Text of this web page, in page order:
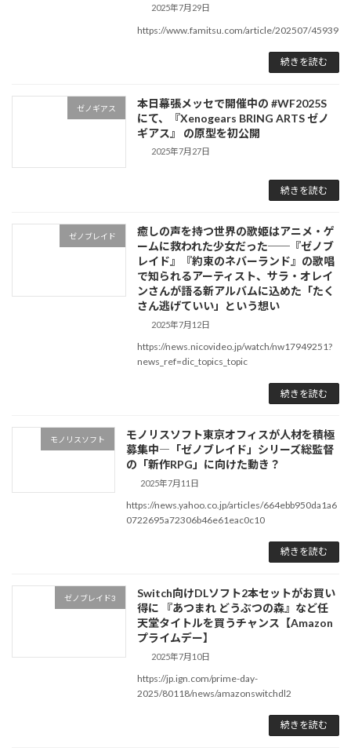
2025年7月29日
https://www.famitsu.com/article/202507/45939
続きを読む
ゼノギアス
本日幕張メッセで開催中の #WF2025S
にて、『Xenogears BRING ARTS ゼノ
ギアス』 の原型を初公開
2025年7月27日
続きを読む
ゼノブレイド
癒しの声を持つ世界の歌姫はアニメ・ゲ
ームに救われた少女だった──『ゼノブ
レイド』『約束のネバーランド』の歌唱
で知られるアーティスト、サラ・オレイ
ンさんが語る新アルバムに込めた「たく
さん逃げていい」という想い
2025年7月12日
https://news.nicovideo.jp/watch/nw17949251?
news_ref=dic_topics_topic
続きを読む
モノリスソフト
モノリスソフト東京オフィスが人材を積極
募集中―「ゼノブレイド」シリーズ総監督
の「新作RPG」に向けた動き？
2025年7月11日
https://news.yahoo.co.jp/articles/664ebb950da1a6
0722695a72306b46e61eac0c10
続きを読む
ゼノブレイド3
Switch向けDLソフト2本セットがお買い
得に 『あつまれ どうぶつの森』など任
天堂タイトルを買うチャンス【Amazon
プライムデー】
2025年7月10日
https://jp.ign.com/prime-day-
2025/80118/news/amazonswitchdl2
続きを読む